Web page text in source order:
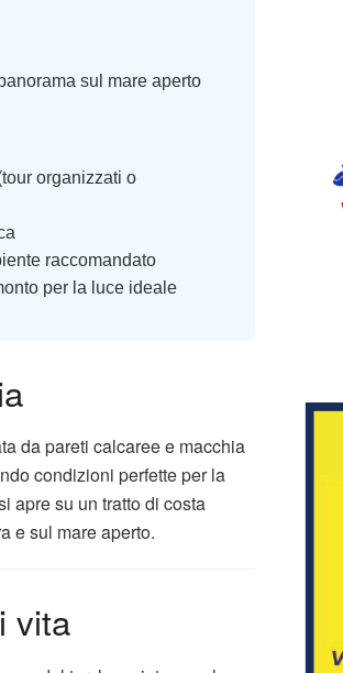
sul mare aperto
organizzati o
raccomandato
per la luce ideale
da pareti calcaree e macchia
condizioni perfette per la
apre su un tratto di costa
e sul mare aperto.
vita